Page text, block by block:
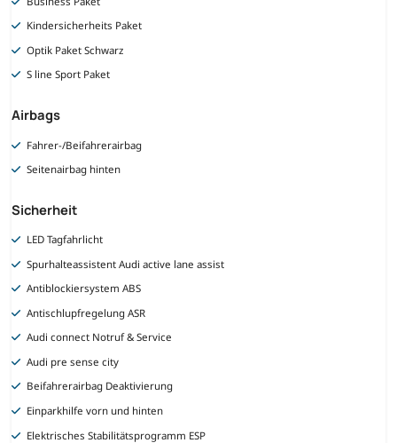
Kindersicherheits Paket
Optik Paket Schwarz
S line Sport Paket
Airbags
Fahrer-/Beifahrerairbag
Seitenairbag hinten
Sicherheit
LED Tagfahrlicht
Spurhalteassistent Audi active lane assist
Antiblockiersystem ABS
Antischlupfregelung ASR
Audi connect Notruf & Service
Audi pre sense city
Beifahrerairbag Deaktivierung
Einparkhilfe vorn und hinten
Elektrisches Stabilitätsprogramm ESP